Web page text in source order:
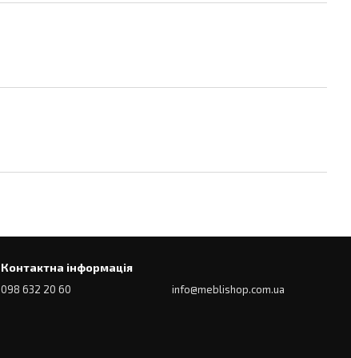
Контактна інформація
098 632 20 60 info@meblishop.com.ua